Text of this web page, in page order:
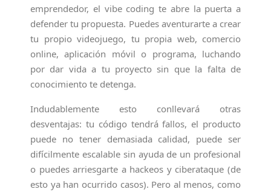
emprendedor, el vibe coding te abre la puerta a
defender tu propuesta. Puedes aventurarte a crear
tu propio videojuego, tu propia web, comercio
online, aplicación móvil o programa, luchando
por dar vida a tu proyecto sin que la falta de
conocimiento te detenga.
Indudablemente esto conllevará otras
desventajas: tu código tendrá fallos, el producto
puede no tener demasiada calidad, puede ser
difícilmente escalable sin ayuda de un profesional
o puedes arriesgarte a hackeos y ciberataque (de
esto ya han ocurrido casos). Pero al menos, como